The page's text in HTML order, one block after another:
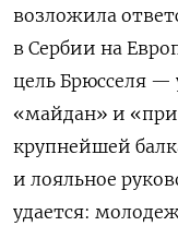
возложила
в Сербии на
цель Брюсселя —
«майдан» и
крупнейшей
и лояльное
удается: